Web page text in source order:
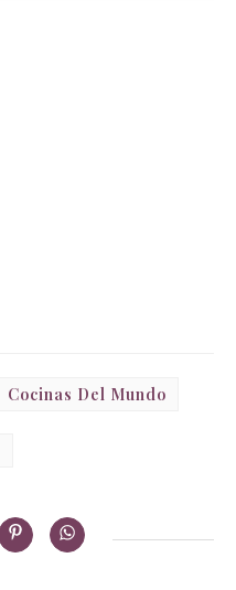
Cocinas Del Mundo